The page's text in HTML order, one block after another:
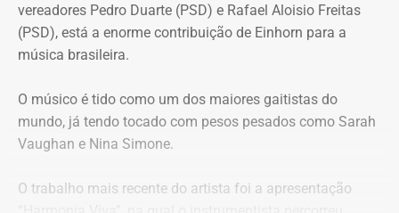
desrespeitando os estudos técnicos e pareceres da
consultoria financeira contratada, que desaconselhavam
o investimento de longo prazo.
previdenciários por 10 anos em uma instituição que
possuía rating B+ (grau especulativo com alto risco de
inadimplência), violando princípios de segurança e
Alteração regimental retroativa: a gestão do Itaprevi
vereadores Pedro Duarte (PSD) e Rafael Aloisio Freitas
(PSD), está a enorme contribuição de Einhorn para a
música brasileira.
O músico é tido como um dos maiores gaitistas do
mundo, já tendo tocado com pesos pesados como Sarah
Vaughan e Nina Simone.
O trabalho mais recente do artista foi a apresentação